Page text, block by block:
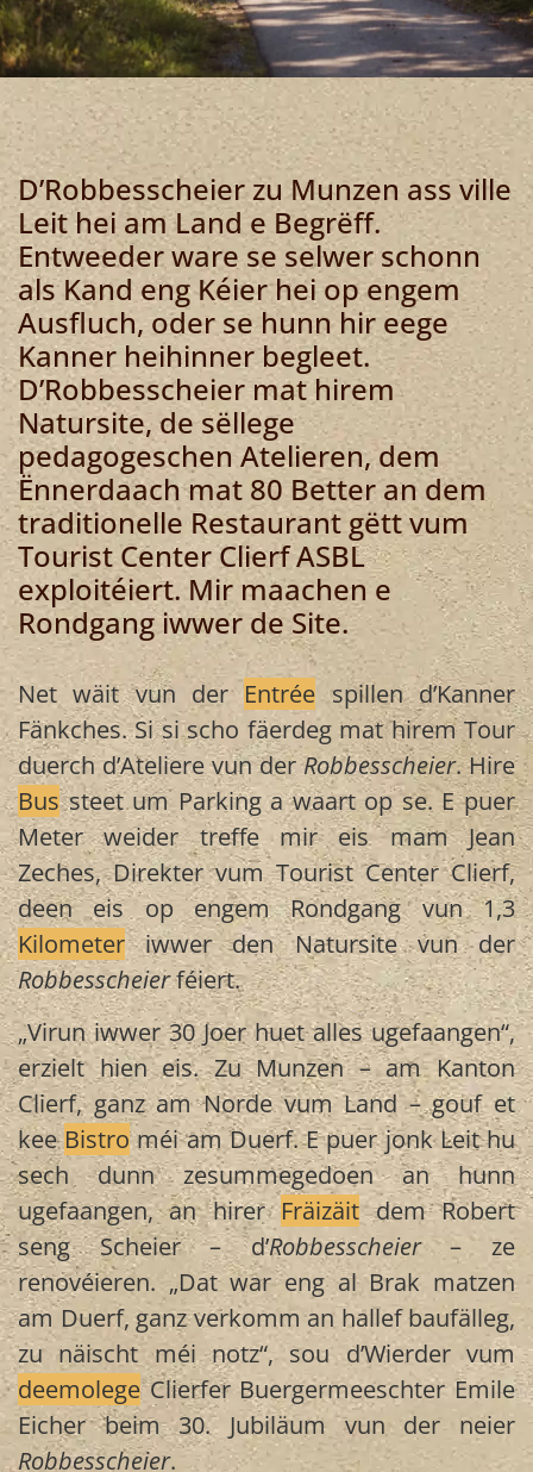
D’Robbesscheier zu Munzen ass ville
Leit hei am Land e Begrëff.
Entweeder ware se selwer schonn
als Kand eng Kéier hei op engem
Ausfluch, oder se hunn hir eege
Kanner heihinner begleet.
D’Robbesscheier mat hirem
Natursite, de sëllege
pedagogeschen Atelieren, dem
Ënnerdaach mat 80 Better an dem
traditionelle Restaurant gëtt vum
Tourist Center Clierf ASBL
exploitéiert. Mir maachen e
Rondgang iwwer de Site.
Net wäit vun derEntréespillen d’Kanner
Fänkches. Si si scho fäerdeg mat hirem Tour
duerch d’Ateliere vun derRobbesscheier. Hire
Bussteet um Parking a waart op se. E puer
Meter weider treffe mir eis mam Jean
Zeches, Direkter vum Tourist Center Clierf,
deen eis op engem Rondgang vun 1,3
Kilometeriwwer den Natursite vun der
Robbesscheierféiert.
„Virun iwwer 30 Joer huet alles ugefaangen“,
erzielt hien eis. Zu Munzen – am Kanton
Clierf, ganz am Norde vum Land – gouf et
keeBistroméi am Duerf. E puer jonk Leit hu
sech dunn zesummegedoen an hunn
ugefaangen, an hirerFräizäitdem Robert
seng Scheier – d’Robbesscheier– ze
renovéieren. „Dat war eng al Brak matzen
am Duerf, ganz verkomm an hallef baufälleg,
zu näischt méi notz“, sou d’Wierder vum
deemolegeClierfer Buergermeeschter Emile
Eicher beim 30. Jubiläum vun der neier
Robbesscheier.